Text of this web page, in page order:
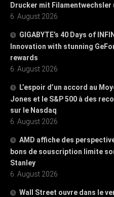
Drucker mit
6. August 2026
GIGABYTE’s 40 Days of
Innovation with stunning
rewards
6. August 2026
L’espoir d’un accord au
Jones et le S&P 500 à des
sur le Nasdaq
6. August 2026
AMD affiche des
bons de souscription limite
Stanley
6. August 2026
Wall Street ouvre dans le